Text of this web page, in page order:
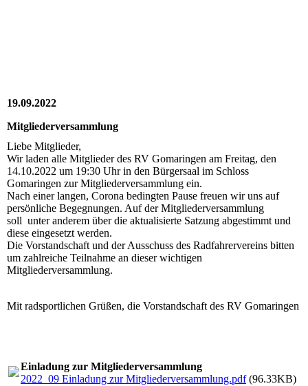
19.09.2022
Mitgliederversammlung
Liebe Mitglieder,
Wir laden alle Mitglieder des RV Gomaringen am Freitag, den
14.10.2022 um 19:30 Uhr in den Bürgersaal im Schloss
Gomaringen zur Mitgliederversammlung ein.
Nach einer langen, Corona bedingten Pause freuen wir uns auf
persönliche Begegnungen. Auf der Mitgliederversammlung
soll unter anderem über die aktualisierte Satzung abgestimmt und
diese eingesetzt werden.
Die Vorstandschaft und der Ausschuss des Radfahrervereins bitten
um zahlreiche Teilnahme an dieser wichtigen
Mitgliederversammlung.
Mit radsportlichen Grüßen, die Vorstandschaft des RV Gomaringen
Einladung zur Mitgliederversammlung
2022_09 Einladung zur Mitgliederversammlung.pdf(96.33KB)